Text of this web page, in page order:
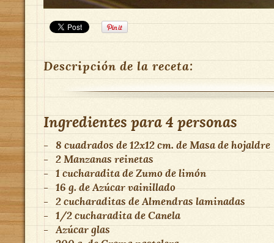
Descripción de la receta:
Ingredientes para4 personas
- 8 cuadrados de 12x12 cm. deMasa de hojaldre
- 2Manzanas reinetas
- 1 cucharaditadeZumo de limón
- 16 g.deAzúcar vainillado
- 2 cucharaditas deAlmendras laminadas
- 1/2 cucharaditadeCanela
- Azúcar glas